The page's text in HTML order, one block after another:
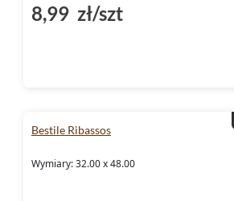
8,99 zł/szt
Bestile Ribassos
Wymiary: 32.00 x 48.00